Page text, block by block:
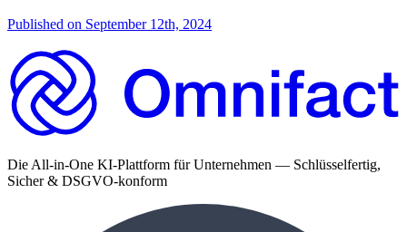
Published on September 12th, 2024
Die All-in-One KI-Plattform für Unternehmen — Schlüsselfertig,
Sicher & DSGVO-konform